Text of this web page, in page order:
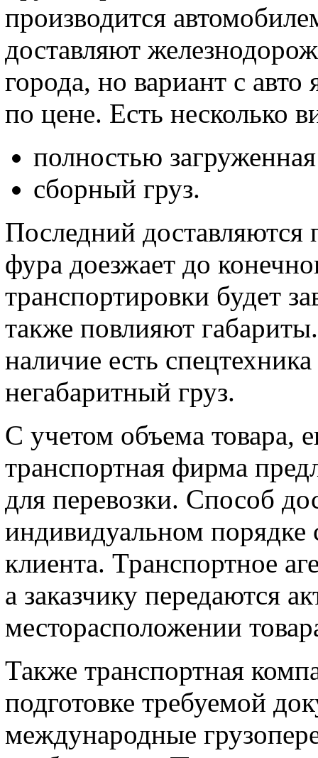
производится
доставляют
города, но вариант с
по цене. Есть несколько
полностью
сборный груз.
Последний доставляются
фура доезжает до
транспортировки будет
также повлияют
наличие есть
негабаритный груз.
С учетом объема товара,
транспортная фирма
для перевозки. Способ
индивидуальном порядке
клиента. Транспортное
а заказчику передаются
месторасположении
Также транспортная
подготовке требуемой
международные